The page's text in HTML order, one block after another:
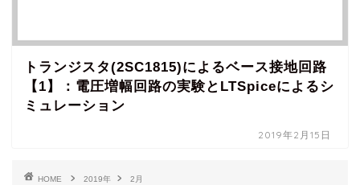
トランジスタ(2SC1815)によるベース接地回路
【1】：電圧増幅回路の実験とLTSpiceによるシ
ミュレーション
2019年2月15日
HOME 2019年 2月